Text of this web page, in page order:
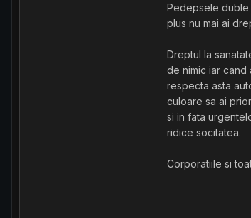
Pedepsele duble
plus nu mai ai
Dreptul la
de nimic iar cand
respecta asta
culoare sa ai
si in fata
ridice socitatea.
Corporatiile si